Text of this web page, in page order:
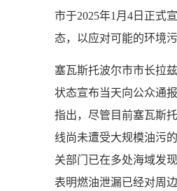
市于2025年1月4日正式
态，以应对可能的环境污
塞瓦斯托波尔市市长拉
状态宣布当天向公众通
指出，尽管目前塞瓦斯
线尚未遭受大规模油污
关部门已在多处海域发
表明燃油泄漏已经对周